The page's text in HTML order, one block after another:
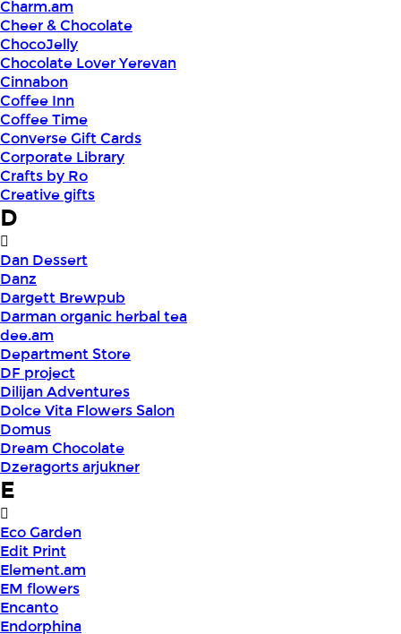
Charm.am
Cheer & Chocolate
ChocoJelly
Chocolate Lover Yerevan
Cinnabon
Coffee Inn
Coffee Time
Converse Gift Cards
Corporate Library
Crafts by Ro
Creative gifts
D
Dan Dessert
Danz
Dargett Brewpub
Darman organic herbal tea
dee.am
Department Store
DF project
Dilijan Adventures
Dolce Vita Flowers Salon
Domus
Dream Chocolate
Dzeragorts arjukner
E
Eco Garden
Edit Print
Element.am
EM flowers
Encanto
Endorphina